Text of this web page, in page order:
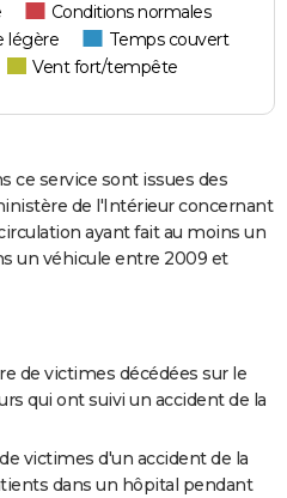
Conditions normales
légère
Temps couvert
Vent fort/tempête
ce service sont issues des
de l'Intérieur concernant
ayant fait au moins un
un véhicule entre 2009 et
de victimes décédées sur le
qui ont suivi un accident de la
victimes d'un accident de la
dans un hôpital pendant